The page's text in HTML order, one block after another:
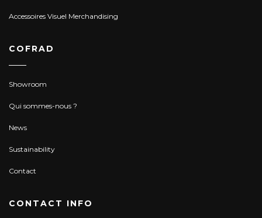
Accessoires Visuel Merchandising
COFRAD
Showroom
Qui sommes-nous ?
News
Sustainability
Contact
CONTACT INFO